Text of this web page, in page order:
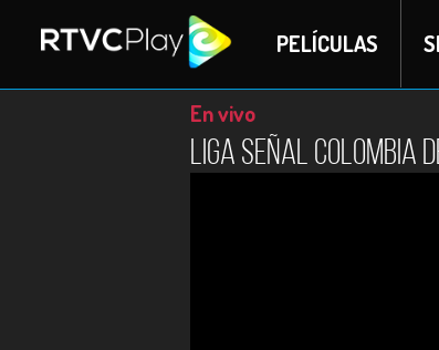
PELÍCULAS
En vivo
Liga Señal Colombia